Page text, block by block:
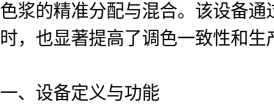
色浆的精准分配与混合。该设备
时，也显著提高了调色一致性和生
一、设备定义与功能